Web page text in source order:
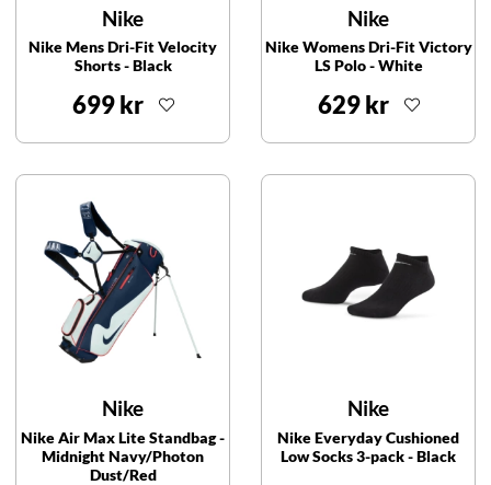
Nike
Nike Mens Dri-Fit Velocity
Shorts - Black
699 kr
Nike
Nike Womens Dri-Fit Victory
LS Polo - White
629 kr
Nike
Nike Air Max Lite Standbag -
Midnight Navy/Photon
Dust/Red
Nike
Nike Everyday Cushioned
Low Socks 3-pack - Black